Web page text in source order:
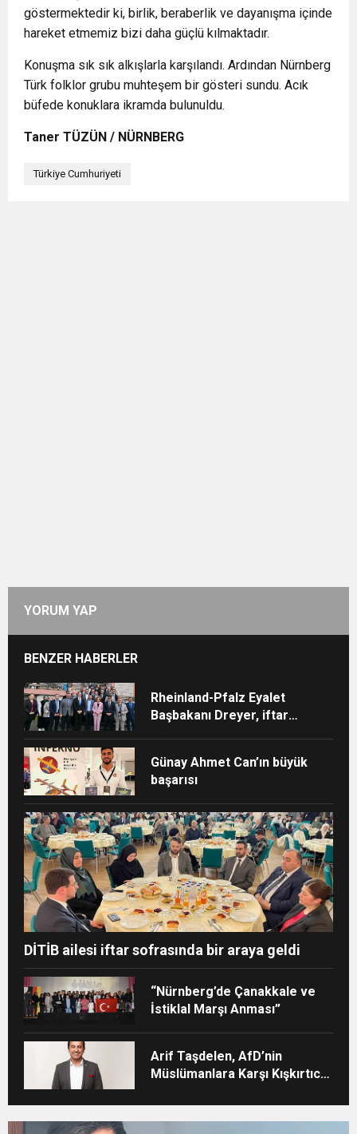
göstermektedir ki, birlik, beraberlik ve dayanışma içinde
hareket etmemiz bizi daha güçlü kılmaktadır.
Konuşma sık sık alkışlarla karşılandı. Ardından Nürnberg
Türk folklor grubu muhteşem bir gösteri sundu. Acık
büfede konuklara ikramda bulunuldu.
Taner TÜZÜN / NÜRNBERG
Türkiye Cumhuriyeti
YORUM YAP
BENZER HABERLER
Rheinland-Pfalz Eyalet
Başbakanı Dreyer, iftar
Günay Ahmet Can’ın büyük
başarısı
DİTİB ailesi iftar sofrasında bir araya geldi
“Nürnberg’de Çanakkale ve
İstiklal Marşı Anması”
Arif Taşdelen, AfD’nin
Müslümanlara Karşı Kışkırtıcı